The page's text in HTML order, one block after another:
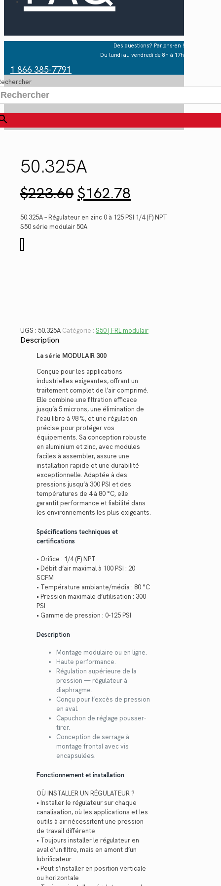
Des questions? Parlons-en !
Du lundi au vendredi de 8h à 17h
1 866 385-7791
50.325A
$223.60 Le
prix
initial
était :
$223.60.
$162.78prix
actuel
est :
50.325A – Régulateur en zinc 0 à 125 PSI 1/4 (F) NPT
S50 série modulair 50A
de
UGS : 50.325A Catégorie : S50 | FRL modulair
Description
La série MODULAIR 300
Conçue pour les applications
industrielles exigeantes, offrant un
traitement complet de l’air comprimé.
Elle combine une filtration efficace
jusqu’à 5 microns, une élimination de
l’eau libre à 98 %, et une régulation
précise pour protéger vos
équipements. Sa conception robuste
en aluminium et zinc, avec modules
faciles à assembler, assure une
installation rapide et une durabilité
exceptionnelle. Adaptée à des
pressions jusqu’à 300 PSI et des
températures de 4 à 80 °C, elle
garantit performance et fiabilité dans
les environnements les plus exigeants.
Spécifications techniques et
certifications
• Orifice : 1/4 (F) NPT
• Débit d’air maximal à 100 PSI : 20
SCFM
• Température ambiante/média : 80 °C
• Pression maximale d’utilisation : 300
PSI
• Gamme de pression : 0-125 PSI
Description
Montage modulaire ou en ligne.
Haute performance.
Régulation supérieure de la
pression — régulateur à
diaphragme.
Conçu pour l’excès de pression
en aval.
Capuchon de réglage pousser-
tirer.
Conception de serrage à
montage frontal avec vis
encapsulées.
Fonctionnement et installation
OÙ INSTALLER UN RÉGULATEUR ?
• Installer le régulateur sur chaque
canalisation, où les applications et les
outils à air nécessitent une pression
de travail différente
• Toujours installer le régulateur en
aval d’un filtre, mais en amont d’un
lubrificateur
• Peut s’installer en position verticale
ou horizontale